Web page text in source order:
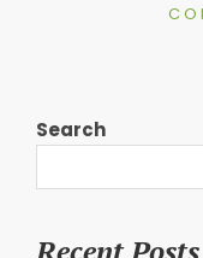
Search
Recent Posts